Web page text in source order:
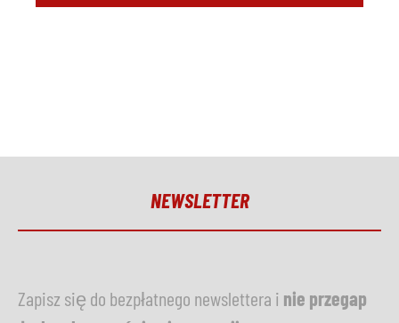
NEWSLETTER
Zapisz się do bezpłatnego newslettera i nie przegap